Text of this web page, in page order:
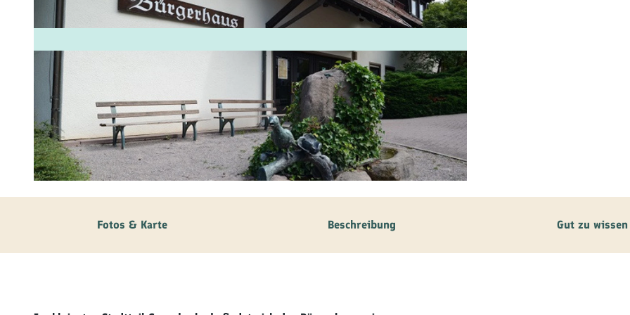
Familie
Aktivitäten
&
Erlebnisse
Kultur &
Brauchtum
Genuss &
Service &
Fotos & Karte Beschreibung Gut zu wissen